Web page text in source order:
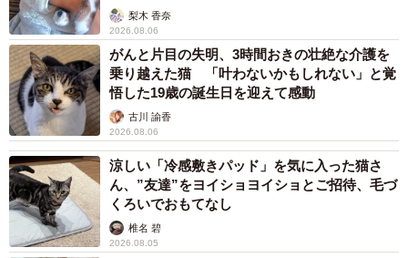
「当初は夜鳴きがやみませんでした。まだとても小さいの
に母猫と離れて、不安だったのだと思います。とにかく根
気よく見守る日々が続きました」
飼い主さんのあたたかなサポートを受けて、しらすちゃん
は少しずつ落ち着いていきました。一緒に布団で眠るよう
になったり、仕事を終えて帰宅するとリビングのドア前で
出迎えてくれるようにーーしらすちゃんと飼い主さんのあ
いだに信頼関係が築かれていったのです。
梨木 香奈
2026.08.06
がんと片目の失明、3時間おきの壮絶な介護を
乗り越えた猫 「叶わないかもしれない」と覚
悟した19歳の誕生日を迎えて感動
古川 諭香
2026.08.06
涼しい「冷感敷きパッド」を気に入った猫さ
ん、”友達”をヨイショヨイショとご招待、毛づ
くろいでおもてなし
椎名 碧
2026.08.05